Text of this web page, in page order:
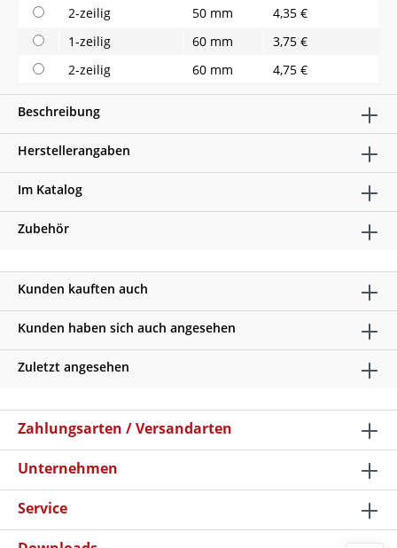
2-zeilig
50 mm
4,35 €
1-zeilig
60 mm
3,75 €
2-zeilig
60 mm 4,75 €
Beschreibung
Herstellerangaben
Im Katalog
Zubehör
Kunden kauften auch
Kunden haben sich auch angesehen
Zuletzt angesehen
Zahlungsarten / Versandarten
Unternehmen
Service